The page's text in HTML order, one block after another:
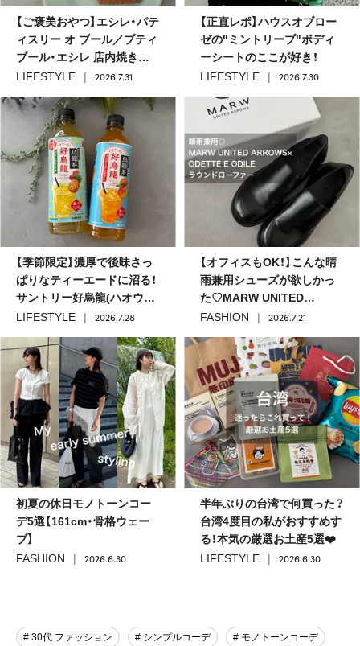
【ご褒美おやつ】エシレ・パテ
ィスリー オ ブール／プティ
ブール・エシレ 店内焼きた
ての贅沢サブレが病みつき
LIFESTYLE 2026.7.31
【正直レポ】ハウスオブロー
ゼの"ミントリープ"ボディ
ーシートのここが好き！
LIFESTYLE
2026.7.30
【季節限定】濃厚で後味さっ
ぱりなティーエードに沼る！
サントリー好烏龍(ハオウー
ロン)2種を飲み比べ
LIFESTYLE 2026.7.28
【オフィスもOK！】こんな晴
雨兼用シューズが欲しかっ
た♡MARW UNITED
ARROWS + ODETTE E
ーを本音レビュー！
FASHION 2026.7.21
初夏の休日モノトーンコー
デ5選【161cm・骨格ウェー
ブ】
FASHION
2026.6.30
半年ぶりの台湾で何買った？
台湾4度目の私がおすすめす
る！本気の厳選お土産5選❤️
LIFESTYLE
2026.6.30
# 30代 ファッション # シンプルコーデ # モノトーンコーデ